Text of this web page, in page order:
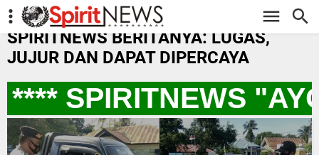
-->
SPIRITNEWS BERITANYA: LUGAS,
JUJUR DAN DAPAT DIPERCAYA
SPIRITNEWS "AYO